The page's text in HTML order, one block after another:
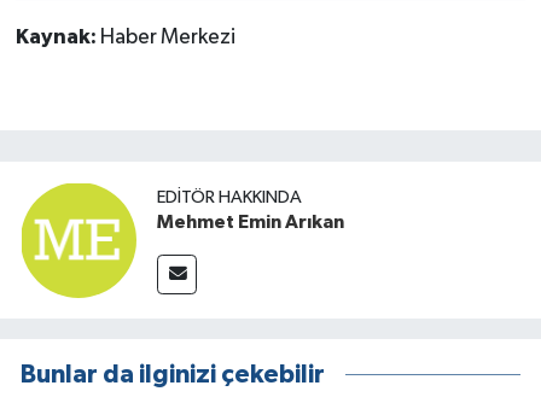
Kaynak: Haber Merkezi
EDITÖR HAKKINDA
Mehmet Emin Arıkan
Bunlar da ilginizi çekebilir